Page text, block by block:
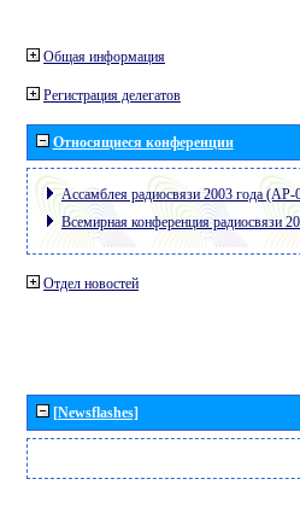
Общая информация
Регистрация делегатов
Относящиеся конференции
Ассамблея радиосвязи 2003 года (АР-
Всемирная конференция радиосвязи
Отдел новостей
[Newsflashes]